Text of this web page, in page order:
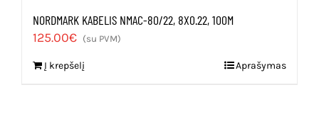
NORDMARK KABELIS NMAC-80/22, 8X0.22, 100M
125.00€ (su PVM)
Į krepšelį Aprašymas